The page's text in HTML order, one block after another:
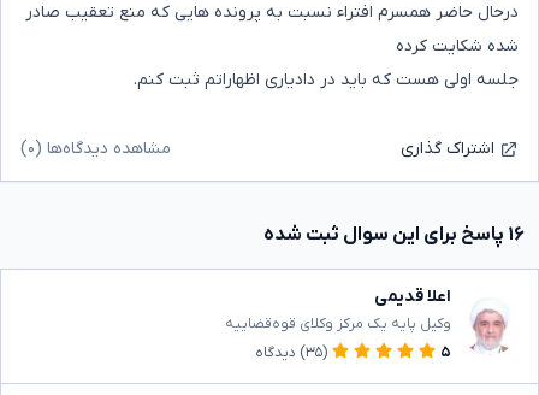
درحال حاضر همسرم افتراء نسبت به پرونده هایی که منع تعقیب صادر
شده شکایت کرده
جلسه اولی هست که باید در دادیاری اظهاراتم ثبت کنم.
اشتراک گذاری مشاهده دیدگاه‌ها (۰)
۱۶ پاسخ برای این سوال ثبت شده
اعلا قدیمی
وکیل پایه یک مرکز وکلای قوه‌قضاییه
۵
(۳۵) دیدگاه